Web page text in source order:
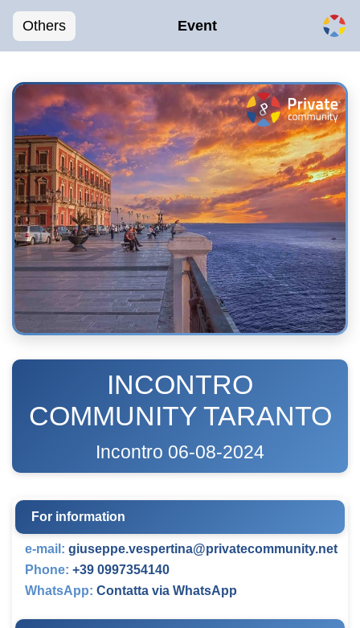
Others Event
INCONTRO
COMMUNITY TARANTO
Incontro 06-08-2024
For information
e-mail: giuseppe.vespertina@privatecommunity.net
Phone: +39 0997354140
WhatsApp: Contatta via WhatsApp